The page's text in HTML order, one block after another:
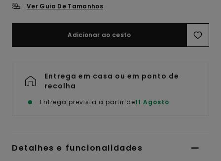
Ver Guia De Tamanhos
Adicionar ao cesto
Entrega em casa ou em ponto de
recolha
Entrega prevista a partir de11 Agosto
Detalhes e funcionalidades